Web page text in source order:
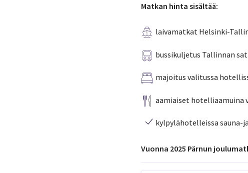
Matkan hinta sisältää:
laivamatkat Helsinki-
bussikuljetus Tallinnan
majoitus valitussa
aamiaiset hotelliaamuina
kylpylähotelleissa sauna-
Vuonna 2025 Pärnun